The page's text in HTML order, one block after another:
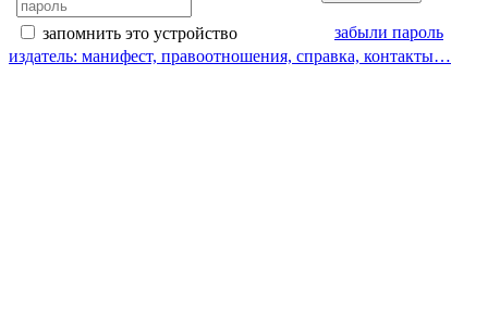
запомнить это устройство
забыли пароль
издатель: манифест, правоотношения, справка, контакты…